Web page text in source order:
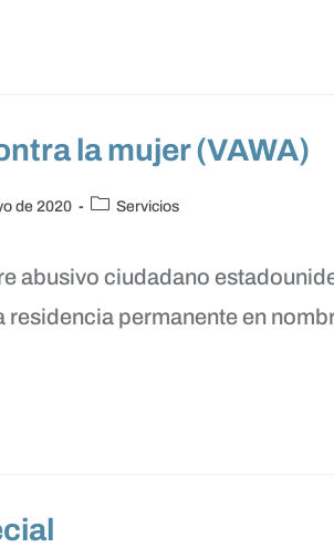
la mujer (VAWA)
de 2020 Servicios
abusivo ciudadano
permanente en